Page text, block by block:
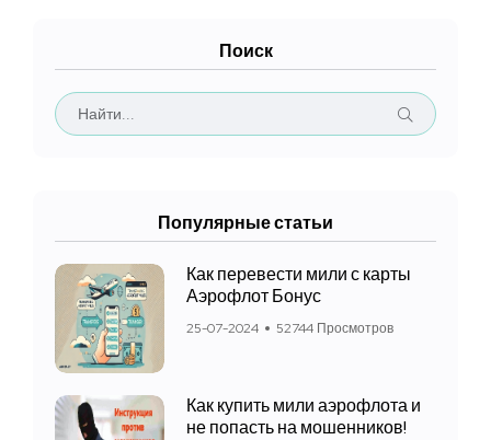
Поиск
Популярные статьи
Как перевести мили с карты
Аэрофлот Бонус
25-07-2024 52744 Просмотров
Как купить мили аэрофлота и
не попасть на мошенников!